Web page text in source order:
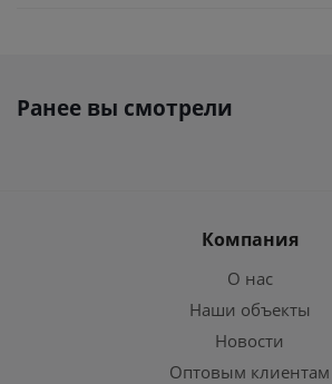
Ранее вы смотрели
Компания
О нас
Наши объекты
Новости
Оптовым клиентам